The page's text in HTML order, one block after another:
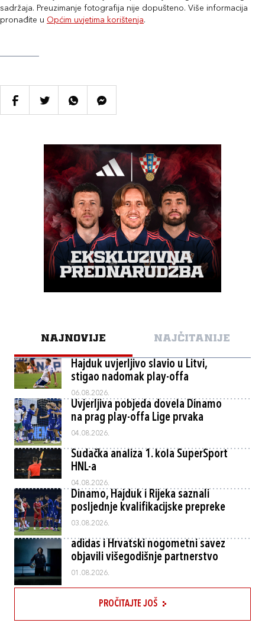
sadržaja. Preuzimanje fotografija nije dopušteno. Više informacija
pronađite u Općim uvjetima korištenja.
NAJNOVIJE NAJČITANIJE
Hajduk uvjerljivo slavio u Litvi,
stigao nadomak play-offa
06.08.2026.
Uvjerljiva pobjeda dovela Dinamo
na prag play-offa Lige prvaka
04.08.2026.
Sudačka analiza 1. kola SuperSport
HNL-a
04.08.2026.
Dinamo, Hajduk i Rijeka saznali
posljednje kvalifikacijske prepreke
03.08.2026.
adidas i Hrvatski nogometni savez
objavili višegodišnje partnerstvo
01.08.2026.
PROČITAJTE JOŠ